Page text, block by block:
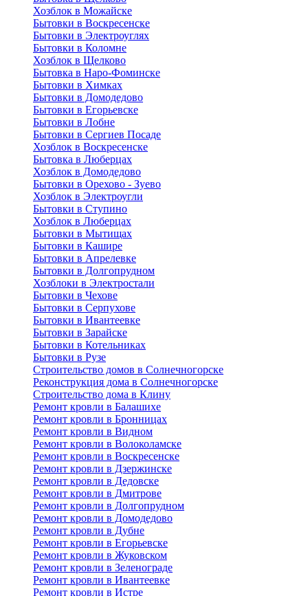
Хозблок в Можайске
Бытовки в Воскресенске
Бытовки в Электроуглях
Бытовки в Коломне
Хозблок в Щелково
Бытовка в Наро-Фоминске
Бытовки в Химках
Бытовки в Домодедово
Бытовки в Егорьевске
Бытовки в Лобне
Бытовки в Сергиев Посаде
Хозблок в Воскресенске
Бытовка в Люберцах
Хозблок в Домодедово
Бытовки в Орехово - Зуево
Хозблок в Электроугли
Бытовки в Ступино
Хозблок в Люберцах
Бытовки в Мытищах
Бытовки в Кашире
Бытовки в Апрелевке
Бытовки в Долгопрудном
Хозблоки в Электростали
Бытовки в Чехове
Бытовки в Серпухове
Бытовки в Ивантеевке
Бытовки в Зарайске
Бытовки в Котельниках
Бытовки в Рузе
Строительство домов в Солнечногорске
Реконструкция дома в Солнечногорске
Строительство дома в Клину
Ремонт кровли в Балашихе
Ремонт кровли в Бронницах
Ремонт кровли в Видном
Ремонт кровли в Волоколамске
Ремонт кровли в Воскресенске
Ремонт кровли в Дзержинске
Ремонт кровли в Дедовске
Ремонт кровли в Дмитрове
Ремонт кровли в Долгопрудном
Ремонт кровли в Домодедово
Ремонт кровли в Дубне
Ремонт кровли в Егорьевске
Ремонт кровли в Жуковском
Ремонт кровли в Зеленограде
Ремонт кровли в Ивантеевке
Ремонт кровли в Истре